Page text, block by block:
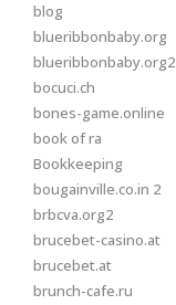
blog
blueribbonbaby.org
blueribbonbaby.org2
bocuci.ch
bones-game.online
book of ra
Bookkeeping
bougainville.co.in 2
brbcva.org2
brucebet-casino.at
brucebet.at
brunch-cafe.ru